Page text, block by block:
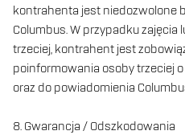
kontrahenta jest niedozwolone
Columbus. W przypadku
trzeciej, kontrahent jest
poinformowania osoby trzeciej
oraz do powiadomienia
8. Gwarancja / Odszkodowania